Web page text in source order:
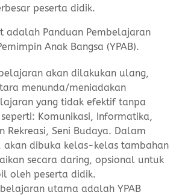
peserta didik.
adalah Panduan Pembelajaran
Anak Bangsa (YPAB).
akan dilakukan ulang,
menunda/meniadakan
yang tidak efektif tanpa
Komunikasi, Informatika,
Rekreasi, Seni Budaya. Dalam
akan dibuka kelas-kelas tambahan
secara daring, opsional untuk
oleh peserta didik.
utama adalah YPAB